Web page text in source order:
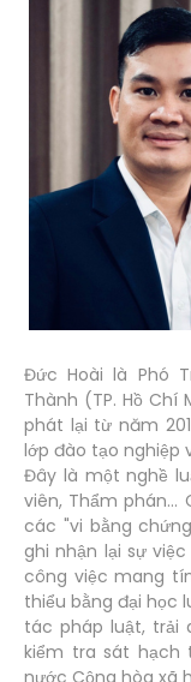
Đức Hoài là Phó
Thành (TP. Hồ
phát lại từ năm
lớp đào tạo nghiệp
Đây là một nghề
viên, Thẩm phán...
các "vi bằng
ghi nhận lại sự
công việc mang
thiểu bằng đại học
tác pháp luật, trải
kiểm tra sát hạch
nước Cộng hòa xã